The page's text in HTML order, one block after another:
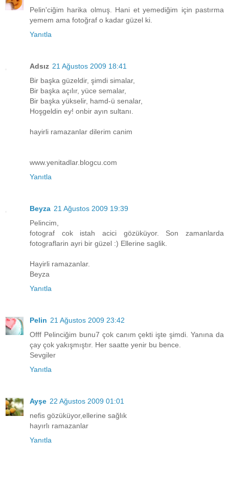
Pelin'ciğim harika olmuş. Hani et yemediğim için pastırma
yemem ama fotoğraf o kadar güzel ki.
Yanıtla
Adsız 21 Ağustos 2009 18:41
Bir başka güzeldir, şimdi simalar,
Bir başka açılır, yüce semalar,
Bir başka yükselir, hamd-ü senalar,
Hoşgeldin ey! onbir ayın sultanı.
hayirli ramazanlar dilerim canim
www.yenitadlar.blogcu.com
Yanıtla
Beyza 21 Ağustos 2009 19:39
Pelincim,
fotograf cok istah acici gözüküyor. Son zamanlarda
fotograflarin ayri bir güzel :) Ellerine saglik.
Hayirli ramazanlar.
Beyza
Yanıtla
Pelin 21 Ağustos 2009 23:42
Offf Pelinciğim bunu7 çok canım çekti işte şimdi. Yanına da
çay çok yakışmıştır. Her saatte yenir bu bence.
Sevgiler
Yanıtla
Ayşe 22 Ağustos 2009 01:01
nefis gözüküyor,ellerine sağlık
hayırlı ramazanlar
Yanıtla